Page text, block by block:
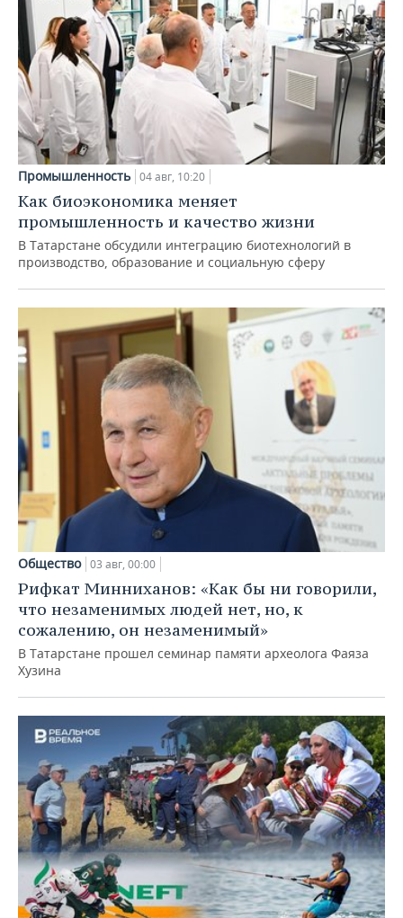
Промышленность 04 авг, 10:20
Как биоэкономика меняет
промышленность и качество жизни
В Татарстане обсудили интеграцию биотехнологий в
производство, образование и социальную сферу
Общество 03 авг, 00:00
Рифкат Минниханов: «Как бы ни говорили,
что незаменимых людей нет, но, к
сожалению, он незаменимый»
В Татарстане прошел семинар памяти археолога Фаяза
Хузина